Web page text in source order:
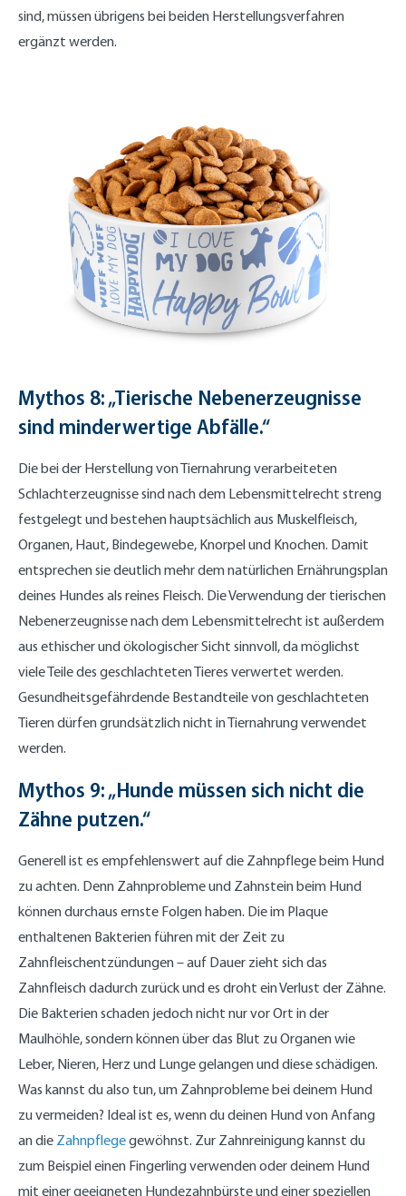
sind, müssen übrigens bei beiden Herstellungsverfahren
ergänzt werden.
Mythos 8: „Tierische Nebenerzeugnisse
sind minderwertige Abfälle.“
Die bei der Herstellung von Tiernahrung verarbeiteten
Schlachterzeugnisse sind nach dem Lebensmittelrecht streng
festgelegt und bestehen hauptsächlich aus Muskelfleisch,
Organen, Haut, Bindegewebe, Knorpel und Knochen. Damit
entsprechen sie deutlich mehr dem natürlichen Ernährungsplan
deines Hundes als reines Fleisch. Die Verwendung der tierischen
Nebenerzeugnisse nach dem Lebensmittelrecht ist außerdem
aus ethischer und ökologischer Sicht sinnvoll, da möglichst
viele Teile des geschlachteten Tieres verwertet werden.
Gesundheitsgefährdende Bestandteile von geschlachteten
Tieren dürfen grundsätzlich nicht in Tiernahrung verwendet
werden.
Mythos 9: „Hunde müssen sich nicht die
Zähne putzen.“
Generell ist es empfehlenswert auf die Zahnpflege beim Hund
zu achten. Denn Zahnprobleme und Zahnstein beim Hund
können durchaus ernste Folgen haben. Die im Plaque
enthaltenen Bakterien führen mit der Zeit zu
Zahnfleischentzündungen – auf Dauer zieht sich das
Zahnfleisch dadurch zurück und es droht ein Verlust der Zähne.
Die Bakterien schaden jedoch nicht nur vor Ort in der
Maulhöhle, sondern können über das Blut zu Organen wie
Leber, Nieren, Herz und Lunge gelangen und diese schädigen.
Was kannst du also tun, um Zahnprobleme bei deinem Hund
zu vermeiden? Ideal ist es, wenn du deinen Hund von Anfang
an die Zahnpflegegewöhnst. Zur Zahnreinigung kannst du
zum Beispiel einen Fingerling verwenden oder deinem Hund
mit einer geeigneten Hundezahnbürste und einer speziellen